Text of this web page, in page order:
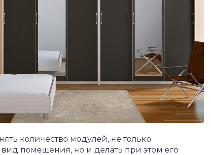
количество модулей, не только
помещения, но и делать при этом его